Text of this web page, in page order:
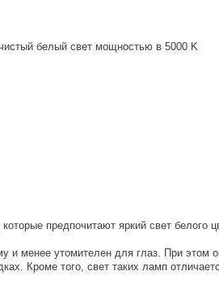
белый свет мощностью в 5000 K
предпочитают яркий свет
и менее утомителен для глаз. При этом
Кроме того, свет таких ламп